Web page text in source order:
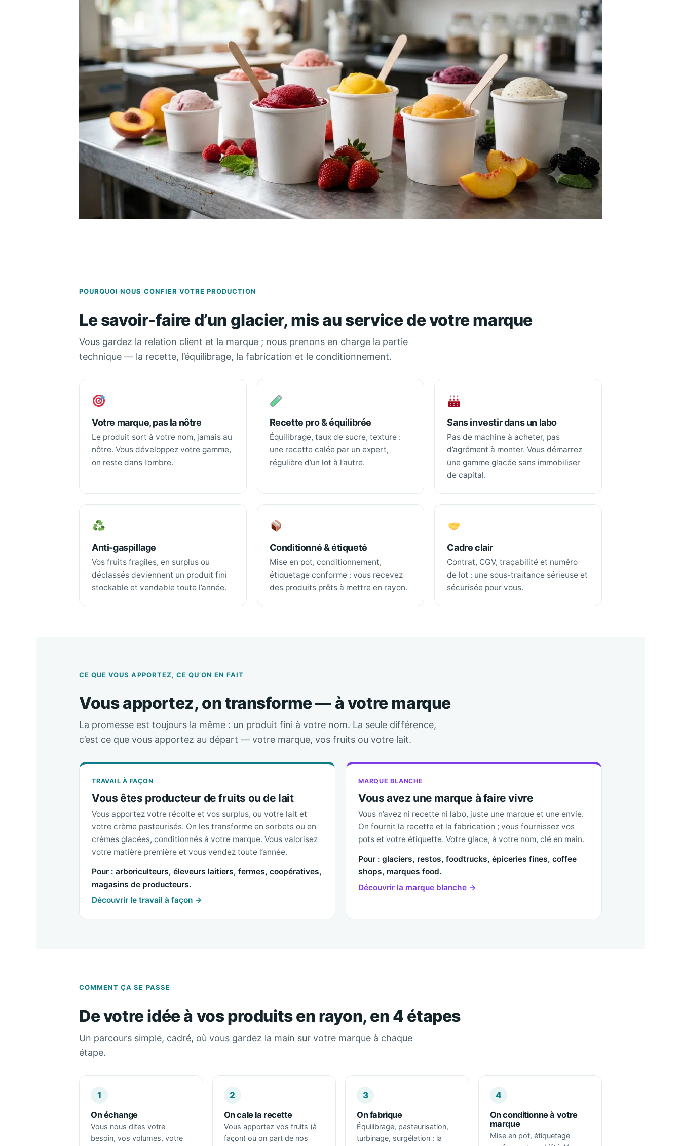
POURQUOI NOUS CONFIER VOTRE PRODUCTION
Le savoir-faire d’un glacier, mis au service de votre marque
Vous gardez la relation client et la marque ; nous prenons en charge la partie
technique — la recette, l’équilibrage, la fabrication et le conditionnement.
Votre marque, pas la nôtre
Le produit sort à votre nom, jamais au
nôtre. Vous développez votre gamme,
on reste dans l’ombre.
Recette pro & équilibrée
Équilibrage, taux de sucre, texture :
une recette calée par un expert,
régulière d’un lot à l’autre.
Sans investir dans un labo
Pas de machine à acheter, pas
d’agrément à monter. Vous démarrez
une gamme glacée sans immobiliser
de capital.
Anti-gaspillage
Vos fruits fragiles, en surplus ou
déclassés deviennent un produit fini
stockable et vendable toute l’année.
Conditionné & étiqueté
Mise en pot, conditionnement,
étiquetage conforme : vous recevez
des produits prêts à mettre en rayon.
Cadre clair
Contrat, CGV, traçabilité et numéro
de lot : une sous-traitance sérieuse et
sécurisée pour vous.
CE QUE VOUS APPORTEZ, CE QU’ON EN FAIT
Vous apportez, on transforme — à votre marque
La promesse est toujours la même : un produit fini à votre nom. La seule différence,
c’est ce que vous apportez au départ — votre marque, vos fruits ou votre lait.
TRAVAIL À FAÇON
Vous êtes producteur de fruits ou de lait
Vous apportez votre récolte et vos surplus, ou votre lait et
votre crème pasteurisés. On les transforme en sorbets ou en
crèmes glacées, conditionnés à votre marque. Vous valorisez
votre matière première et vous vendez toute l’année.
Pour : arboriculteurs, éleveurs laitiers, fermes, coopératives,
magasins de producteurs.
Découvrir le travail à façon →
MARQUE BLANCHE
Vous avez une marque à faire vivre
Vous n’avez ni recette ni labo, juste une marque et une envie.
On fournit la recette et la fabrication ; vous fournissez vos
pots et votre étiquette. Votre glace, à votre nom, clé en main.
Pour : glaciers, restos, foodtrucks, épiceries fines, coffee
shops, marques food.
Découvrir la marque blanche →
COMMENT ÇA SE PASSE
De votre idée à vos produits en rayon, en 4 étapes
Un parcours simple, cadré, où vous gardez la main sur votre marque à chaque
étape.
1
On échange
Vous nous dites votre
besoin, vos volumes, votre
2
On cale la recette
Vous apportez vos fruits (à
façon) ou on part de nos
3
On fabrique
Équilibrage, pasteurisation,
turbinage, surgélation : la
4
On conditionne à votre
marque
Mise en pot, étiquetage